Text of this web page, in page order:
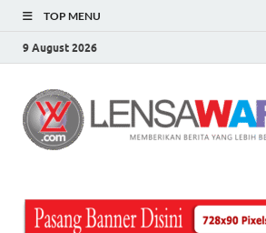
TOP MENU
9 August 2026